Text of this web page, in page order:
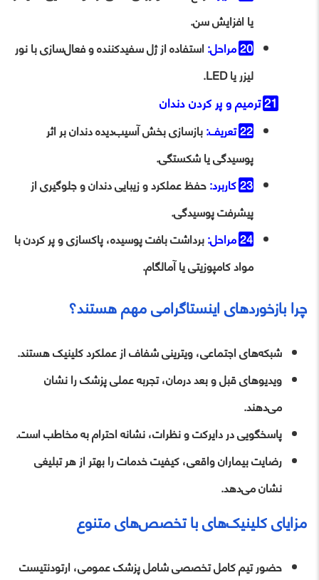
یا افزایش سن.
مراحل:استفاده از ژل سفیدکننده و فعال‌سازی با نور
لیزر یا LED.
ترمیم و پر کردن دندان
تعریف:بازسازی بخش آسیب‌دیده دندان بر اثر
پوسیدگی یا شکستگی.
کاربرد:حفظ عملکرد و زیبایی دندان و جلوگیری از
پیشرفت پوسیدگی.
مراحل:برداشت بافت پوسیده، پاکسازی و پر کردن با
مواد کامپوزیتی یا آمالگام.
چرا بازخوردهای اینستاگرامی مهم هستند؟
شبکه‌های اجتماعی، ویترینی شفاف از عملکرد کلینیک هستند.
ویدیوهای قبل و بعد درمان، تجربه عملی پزشک را نشان
می‌دهند.
پاسخگویی در دایرکت و نظرات، نشانه احترام به مخاطب است.
رضایت بیماران واقعی، کیفیت خدمات را بهتر از هر تبلیغی
نشان می‌دهد.
مزایای کلینیک‌های با تخصص‌های متنوع
حضور تیم کامل تخصصی شامل پزشک عمومی، ارتودنتیست